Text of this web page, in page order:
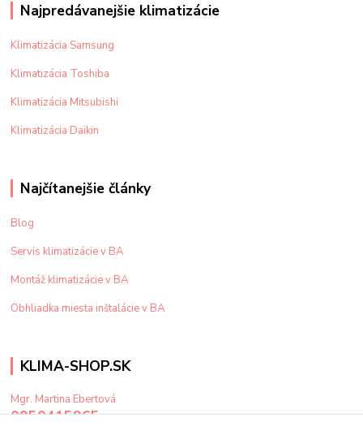
Najpredávanejšie klimatizácie
Klimatizácia Samsung
Klimatizácia Toshiba
Klimatizácia Mitsubishi
Klimatizácia Daikin
Najčítanejšie články
Blog
Servis klimatizácie v BA
Montáž klimatizácie v BA
Obhliadka miesta inštalácie v BA
KLIMA-SHOP.SK
Mgr. Martina Ebertová
0950415965